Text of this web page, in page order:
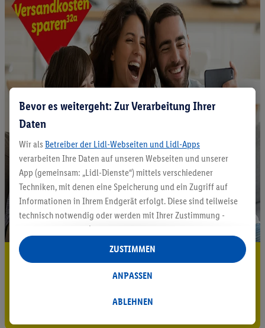
5.95 € Versand sparen³²ᵃ
Jetzt zum Newsletter anmelden
Gutschein sichern!
Bevor es weitergeht: Zur Verarbeitung Ihrer
Daten
Wir als Betreiber der Lidl-Webseiten und Lidl-Apps
verarbeiten Ihre Daten auf unseren Webseiten und unserer
App (gemeinsam: „Lidl-Dienste“) mittels verschiedener
Techniken, mit denen eine Speicherung und ein Zugriff auf
Informationen in Ihrem Endgerät erfolgt. Diese sind teilweise
technisch notwendig oder werden mit Ihrer Zustimmung -
auch durch Partner (u.a.
Verantwortliche; im Zusammenhang mit dem IAB TCF
insgesamt
Statistik-Erstellung oder für personalisierte Werbung
Datenverarbeitungen für personalisierte Werbung werden
ABLEHNEN
ANPASSEN
ZUSTIMMEN